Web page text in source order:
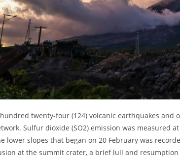
twenty-four (124) volcanic earthquakes and
Sulfur dioxide (SO2) emission was measured
lower slopes that began on 20 February was
at the summit crater, a brief lull and